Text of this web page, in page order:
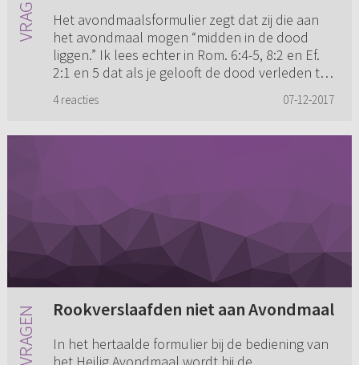
Het avondmaalsformulier zegt dat zij die aan
het avondmaal mogen “midden in de dood
liggen.” Ik lees echter in Rom. 6:4-5, 8:2 en Ef.
2:1 en 5 dat als je gelooft de dood verleden tijd
4 reacties 07-12-2017
Rookverslaafden niet aan Avondmaal
In het hertaalde formulier bij de bediening van